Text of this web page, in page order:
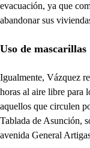
evacuación, ya que
abandonar sus
Uso de mascarillas
Igualmente, Vázquez
horas al aire libre para
aquellos que circulen
Tablada de Asunción,
avenida General